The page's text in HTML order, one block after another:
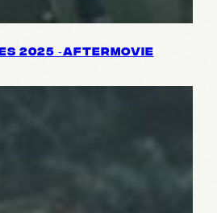
2025 ‑AFTER­MO­VIE